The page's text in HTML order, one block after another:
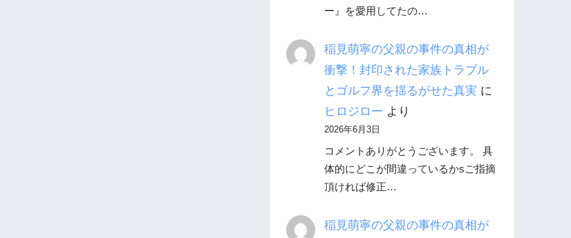
ー』を愛用してたの…
稲見萌寧の父親の事件の真相が
衝撃！封印された家族トラブル
とゴルフ界を揺るがせた真実 に
ヒロジロー より
2026年6月3日
コメントありがとうございます。 具
体的にどこが間違っているかsご指摘
頂ければ修正…
稲見萌寧の父親の事件の真相が